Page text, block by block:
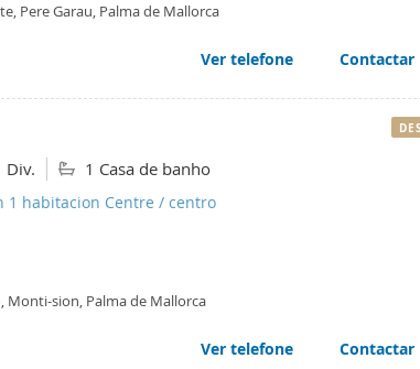
Pere Garau, Palma de Mallorca
Ver telefone Contactar
Div. 1 Casa de banho
1 habitacion Centre / centro
Monti-sion, Palma de Mallorca
Ver telefone Contactar